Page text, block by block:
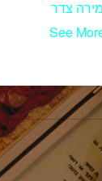
מירה צדר
See